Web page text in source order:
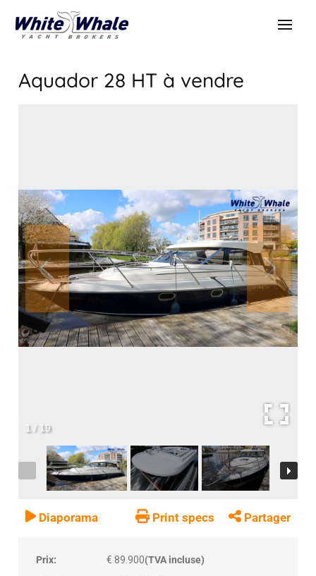
Aquador 28 HT à vendre
1 / 19
Diaporama Print specs Partager
Prix: € 89.900(TVA incluse)